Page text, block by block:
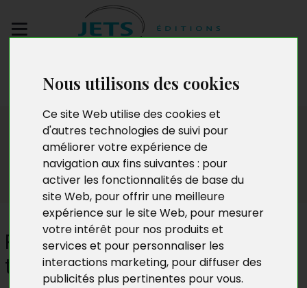
Nous utilisons des cookies
Ce site Web utilise des cookies et
d'autres technologies de suivi pour
améliorer votre expérience de
navigation aux fins suivantes : pour
activer les fonctionnalités de base du
site Web, pour offrir une meilleure
expérience sur le site Web, pour mesurer
votre intérêt pour nos produits et
services et pour personnaliser les
interactions marketing, pour diffuser des
publicités plus pertinentes pour vous.
manuscrit
Presse
Roxana et les fils du temps,
tome 4 : l'Autre Monde